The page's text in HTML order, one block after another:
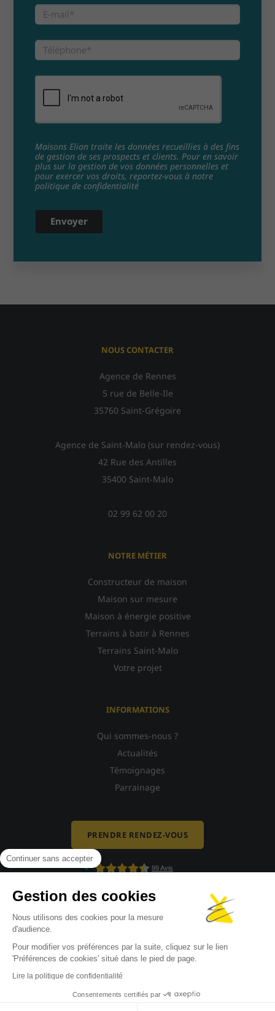
Continuer sans accepter
Gestion des cookies
Nous utilisons des cookies pour la mesure
d'audience.
Pour modifier vos préférences par la suite, cliquez sur le lien
'Préférences de cookies' situé dans le pied de page.
Lire la politique de confidentialité
Consentements certifiés par
Maisons Elian traite les données recueillies à des fins
de gestion de ses prospects et clients. Pour en savoir
plus sur la gestion de vos données personnelles et
pour exercer vos droits, reportez-vous à notre
politique de confidentialité
Envoyer
NOUS CONTACTER
Agence de Rennes
5 rue de Belle-Ile
35760 Saint-Grégoire
Agence de Saint-Malo (sur rendez-vous)
42 Rue des Antilles
35400 Saint-Malo
02 99 62 00 20
NOTRE MÉTIER
Constructeur de maison
Maison sur mesure
Maison à énergie positive
Terrains à batir à Rennes
Terrains Saint-Malo
Votre projet
INFORMATIONS
Qui sommes-nous ?
Actualités
Témoignages
Parrainage
PRENDRE RENDEZ-VOUS
Politique de confidentialité -Politique de cookies
Site réalisé par La Confiserie